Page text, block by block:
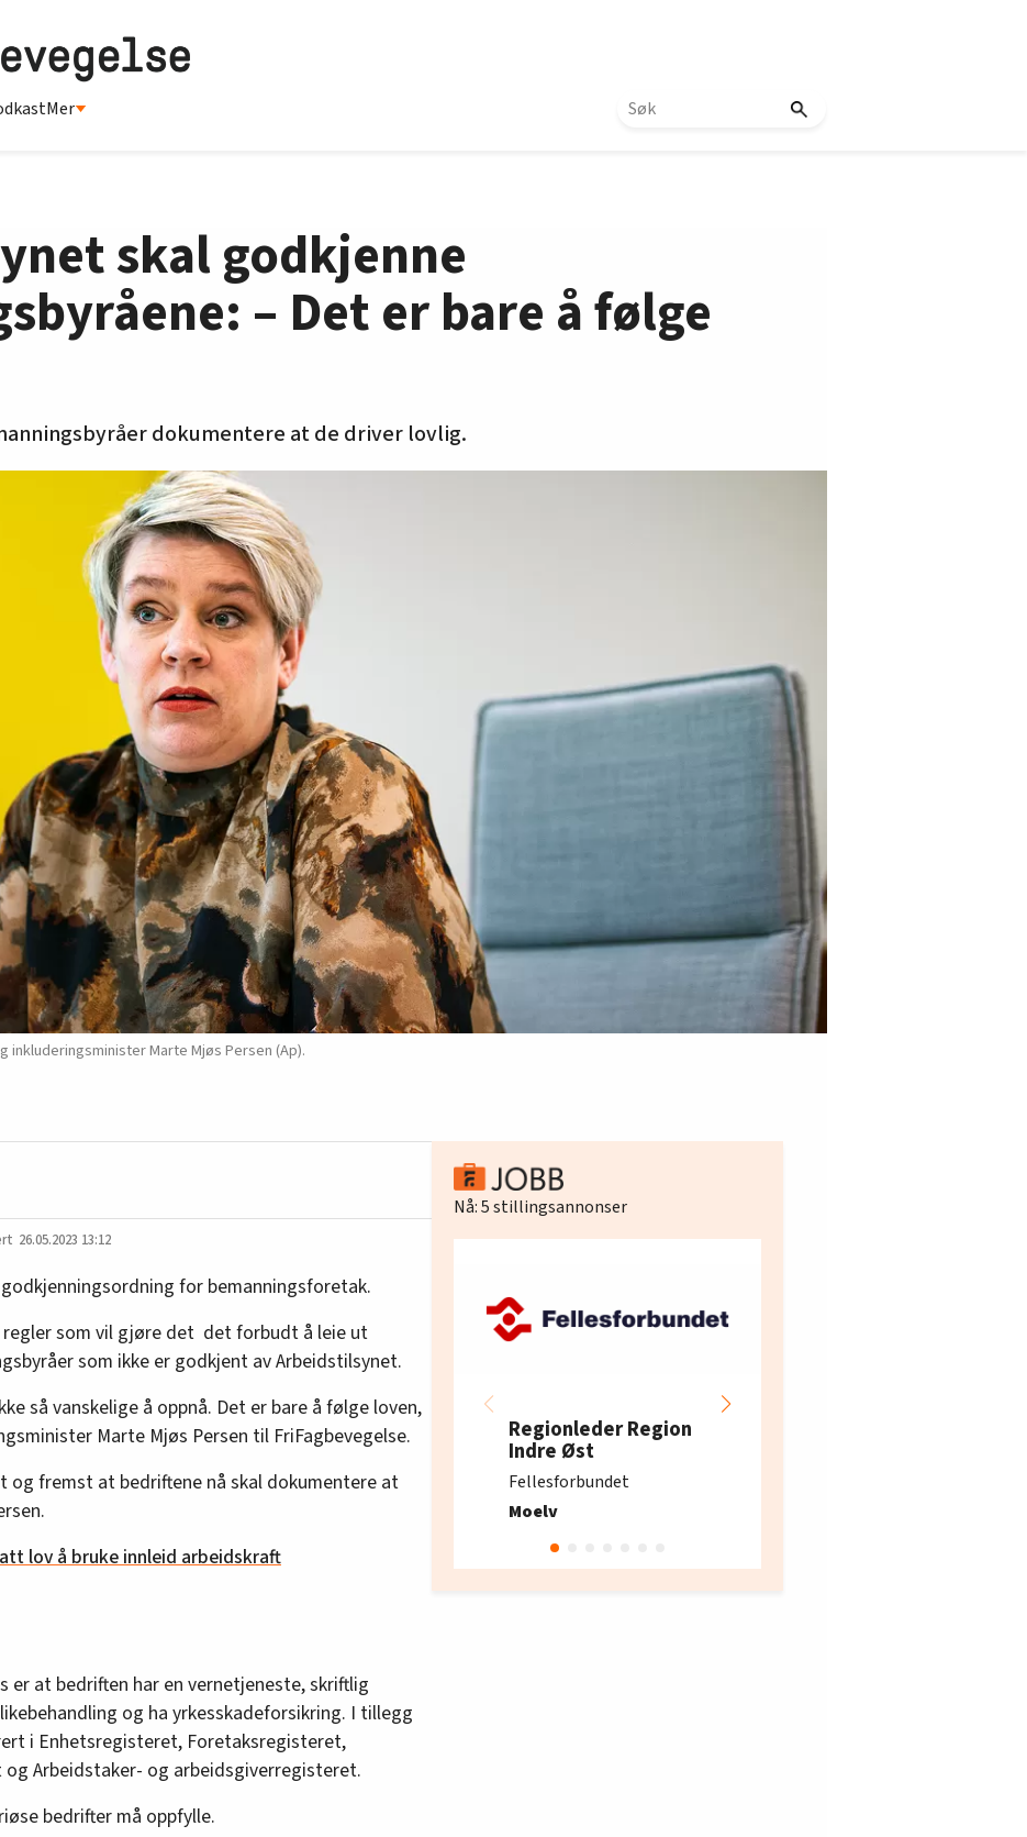
Mer
skal godkjenne
– Det er bare å følge
dokumentere at de driver lovlig.
Marte Mjøs Persen (Ap).
26.05.2023 13:12
for bemanningsforetak.
regler som vil gjøre det det forbudt å leie ut
som ikke er godkjent av Arbeidstilsynet.
så vanskelige å oppnå. Det er bare å følge loven,
Marte Mjøs Persen til FriFagbevegelse.
og fremst at bedriftene nå skal dokumentere at
lov å bruke innleid arbeidskraft
er at bedriften har en vernetjeneste, skriftlig
og ha yrkesskadeforsikring. I tillegg
i Enhetsregisteret, Foretaksregisteret,
Arbeidstaker- og arbeidsgiverregisteret.
bedrifter må oppfylle.
Nå:5stillingsannonser
Regionleder Region
Indre Øst
Fellesforbundet
Moelv